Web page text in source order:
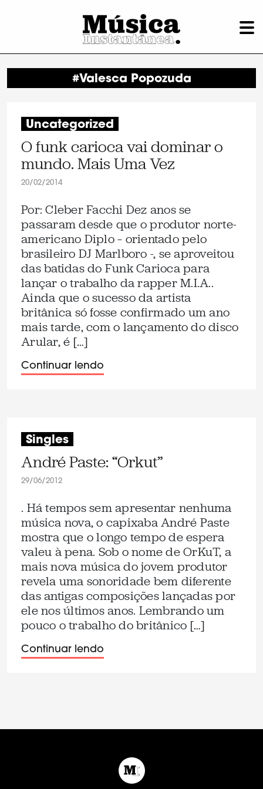
#Valesca Popozuda
Uncategorized
O funk carioca vai dominar o
mundo. Mais Uma Vez
20/02/2014
Por: Cleber Facchi Dez anos se
passaram desde que o produtor norte-
americano Diplo – orientado pelo
brasileiro DJ Marlboro -, se aproveitou
das batidas do Funk Carioca para
lançar o trabalho da rapper M.I.A..
Ainda que o sucesso da artista
britânica só fosse confirmado um ano
mais tarde, com o lançamento do disco
Arular, é […]
Continuar lendo
Singles
André Paste: “Orkut”
29/06/2012
. Há tempos sem apresentar nenhuma
música nova, o capixaba André Paste
mostra que o longo tempo de espera
valeu à pena. Sob o nome de OrKuT, a
mais nova música do jovem produtor
revela uma sonoridade bem diferente
das antigas composições lançadas por
ele nos últimos anos. Lembrando um
pouco o trabalho do britânico […]
Continuar lendo